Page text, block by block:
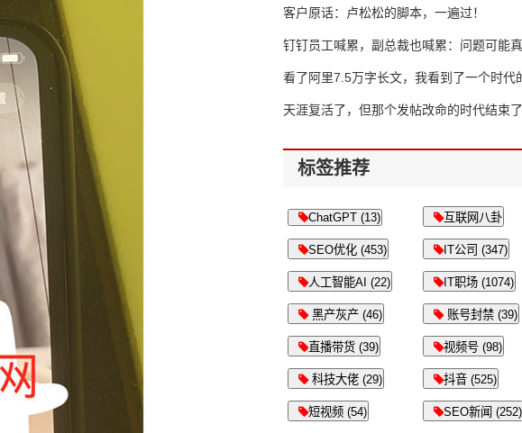
客户原话：卢松松的脚本，一遍过！
钉钉员工喊累，副总裁也喊累：问题可能
了
看了阿里7.5万字长文，我看到了一个时代
天涯复活了，但那个发帖改命的时代结束了
标签推荐
ChatGPT (13) 互联网八卦
SEO优化 (453) IT公司 (347)
人工智能AI (22) IT职场 (1074)
黑产灰产 (46) 账号封禁 (39)
直播带货 (39) 视频号 (98)
科技大佬 (29) 抖音 (525)
短视频 (54) SEO新闻 (252)